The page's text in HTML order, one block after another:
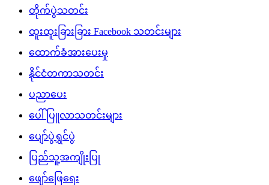
တိုက်ပွဲသတင်း
ထူးထူးခြားခြား Facebook သတင်းများ
ထောက်ခံအားပေးမှု
နိုင်ငံတကာသတင်း
ပညာပေး
ပေါ်ပြူလာသတင်းများ
ပျော်ပွဲရွှင်ပွဲ
ပြည်သူ့အကျိုးပြု
ဖျော်ဖြေရေး